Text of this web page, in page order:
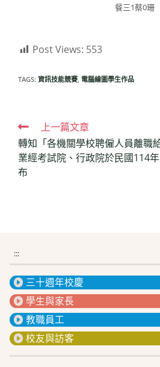
餐三1蔡0珊
Post Views: 553
TAGS: 資訊技能競賽, 電腦繪圖學生作品
Read
more
articles
上一篇文章
轉知「各機關學校聘僱人員離職
業經考試院、行政院於民國114
布
:::
三十週年校慶
學生與家長
教職員工
校友與訪客